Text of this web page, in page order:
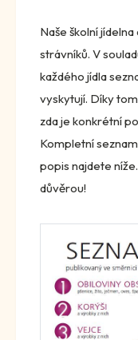
Naše školní
strávníků. V
každého jídla
vyskytují. Díky
zda je konkrétní
Kompletní
popis najdete
důvěrou!